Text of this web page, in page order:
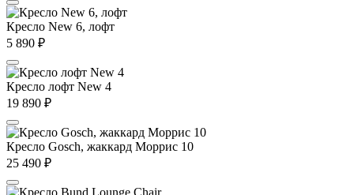
Кресло New 6, лофт
5 890 ₽
Кресло лофт New 4
19 890 ₽
Кресло Gosch, жаккард Моррис 10
25 490 ₽